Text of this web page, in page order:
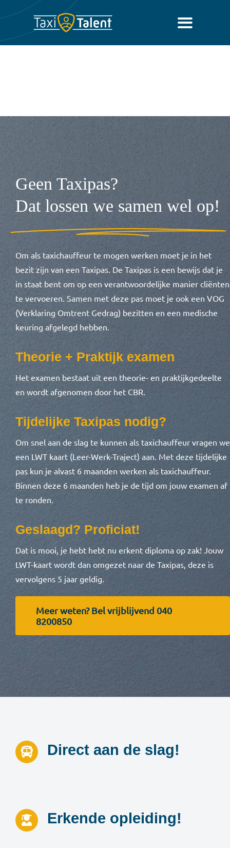
naar
inhoud
Toggle
Sollicitatie Advies
Geen Taxipas?
Dat lossen we samen wel op!
Om als taxichauffeur te mogen werken moet je in het
bezit zijn van een Taxipas. De Taxipas is een bewijs dat je
in staat bent om op een verantwoordelijke manier cliënten
te vervoeren. Samen met deze pas moet je ook een VOG
(Verklaring Omtrent Gedrag) bezitten en een medische
keuring afgelegd hebben.
Theorie + Praktijk examen
Het examen bestaat uit een theorie- en praktijkgedeelte
en wordt afgenomen door het CBR.
Tijdelijke Taxipas nodig?
Om snel aan de slag te kunnen als taxichauffeur vragen we
een LWT kaart (Leer-Werk-Traject) aan. Met deze tijdelijke
pas kun je alvast 6 maanden werken als taxichauffeur.
Binnen deze 6 maanden heb je de tijd om jouw examen af
te ronden.
Geslaagd? Proficiat!
Dat is mooi, je hebt hebt nu erkent diploma op zak! Jouw
LWT-kaart wordt dan omgezet naar de Taxipas, deze is
vervolgens 5 jaar geldig.
Meer weten? Bel vrijblijvend 040
8200850
Direct aan de slag!
Erkende opleiding!